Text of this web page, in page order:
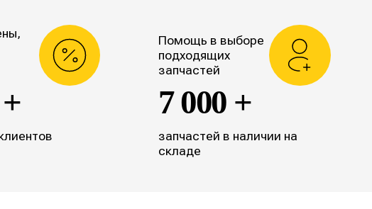
Помощь в выборе
подходящих
запчастей
7 000 +
запчастей в наличии на
складе